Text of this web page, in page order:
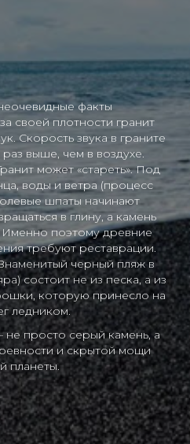
факты
своей плотности гранит
Скорость звука в граните
выше, чем в воздухе.
может «стареть». Под
воды и ветра (процесс
шпаты начинают
в глину, а камень
Именно поэтому древние
требуют реставрации.
черный пляж в
состоит не из песка, а из
которую принесло на
ледником.
просто серый камень, а
и скрытой мощи
планеты.